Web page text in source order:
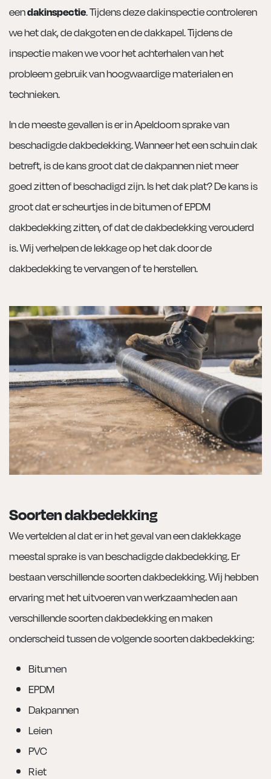
eendakinspectie. Tijdens deze dakinspectie controleren
we het dak, de dakgoten en de dakkapel. Tijdens de
inspectie maken we voor het achterhalen van het
probleem gebruik van hoogwaardige materialen en
technieken.
In de meeste gevallen is er in Apeldoorn sprake van
beschadigde dakbedekking. Wanneer het een schuin dak
betreft, is de kans groot dat de dakpannen niet meer
goed zitten of beschadigd zijn. Is het dak plat? De kans is
groot dat er scheurtjes in de bitumen of EPDM
dakbedekking zitten, of dat de dakbedekking verouderd
is. Wij verhelpen de lekkage op het dak door de
dakbedekking te vervangen of te herstellen.
Soorten dakbedekking
We vertelden al dat er in het geval van een daklekkage
meestal sprake is van beschadigde dakbedekking. Er
bestaan verschillende soorten dakbedekking. Wij hebben
ervaring met het uitvoeren van werkzaamheden aan
verschillende soorten dakbedekking en maken
onderscheid tussen de volgende soorten dakbedekking:
Bitumen
EPDM
Dakpannen
Leien
PVC
Riet